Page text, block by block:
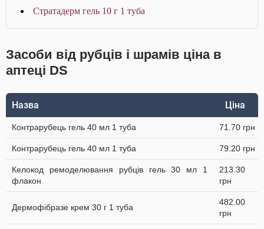
Стратадерм гель 10 г 1 туба
Засоби від рубців і шрамів ціна в
аптеці DS
Назва Ціна
Контрарубець гель 40 мл 1 туба 71.70 грн
Контрарубець гель 40 мл 1 туба 79.20 грн
Келокод ремоделювання рубців гель 30 мл 1
флакон
213.30
грн
Дермофібразе крем 30 г 1 туба
482.00
грн